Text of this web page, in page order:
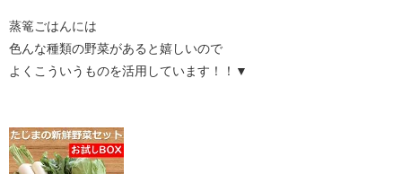
蒸篭ごはんには
色んな種類の野菜があると嬉しいので
よくこういうものを活用しています！！▼